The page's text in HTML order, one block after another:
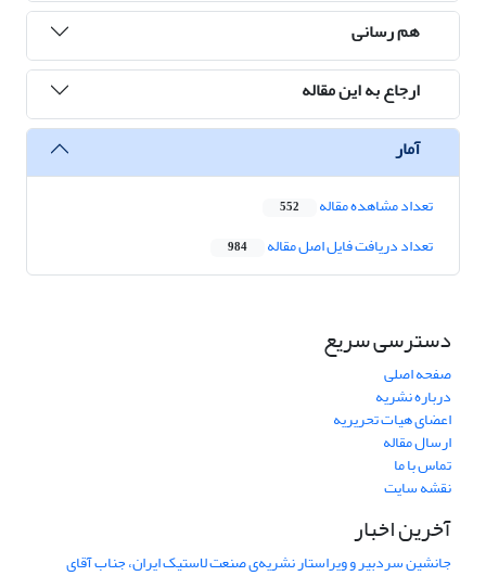
هم رسانی
ارجاع به این مقاله
آمار
تعداد مشاهده مقاله 552
تعداد دریافت فایل اصل مقاله 984
دسترسی سریع
صفحه اصلی
درباره نشریه
اعضای هیات تحریریه
ارسال مقاله
تماس با ما
نقشه سایت
آخرین اخبار
جانشین سردبیر و ویراستار نشریه‌ی صنعت لاستیک ایران، جناب آقای